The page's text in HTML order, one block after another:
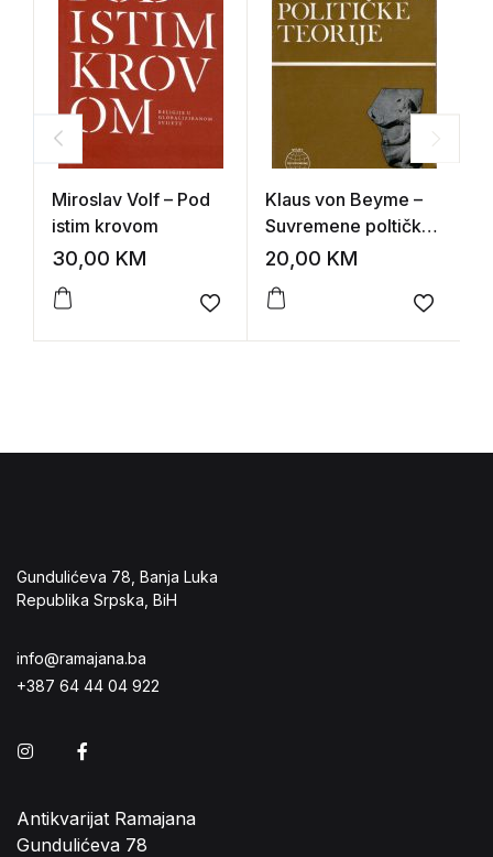
Miroslav Volf – Pod
istim krovom
30,00 KM
Add to wishlist
Klaus von Beyme –
Suvremene poltičke
teorije
20,00 KM
Add to
Gundulićeva 78, Banja Luka
Republika Srpska, BiH
info@ramajana.ba
+387 64 44 04 922
Instagram
Antikvarijat Ramajana
Gundulićeva 78